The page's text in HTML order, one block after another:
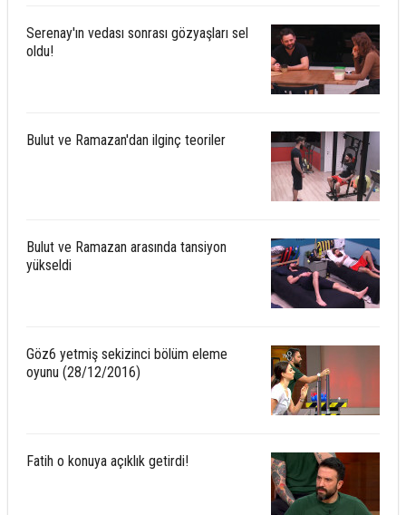
Serenay'ın vedası sonrası gözyaşları sel
oldu!
Bulut ve Ramazan'dan ilginç teoriler
Bulut ve Ramazan arasında tansiyon
yükseldi
Göz6 yetmiş sekizinci bölüm eleme
oyunu (28/12/2016)
Fatih o konuya açıklık getirdi!